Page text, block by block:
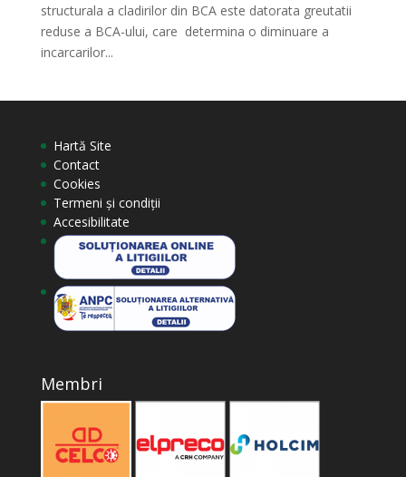
structurala a cladirilor din BCA este datorata greutatii
reduse a BCA-ului, care determina o diminuare a
incarcarilor...
Hartă Site
Contact
Cookies
Termeni și condiții
Accesibilitate
Membri